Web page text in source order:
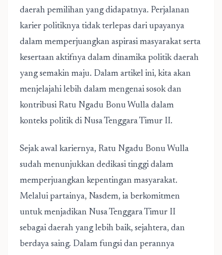
daerah pemilihan yang didapatnya. Perjalanan
karier politiknya tidak terlepas dari upayanya
dalam memperjuangkan aspirasi masyarakat serta
kesertaan aktifnya dalam dinamika politik daerah
yang semakin maju. Dalam artikel ini, kita akan
menjelajahi lebih dalam mengenai sosok dan
kontribusi Ratu Ngadu Bonu Wulla dalam
konteks politik di Nusa Tenggara Timur II.
Sejak awal kariernya, Ratu Ngadu Bonu Wulla
sudah menunjukkan dedikasi tinggi dalam
memperjuangkan kepentingan masyarakat.
Melalui partainya, Nasdem, ia berkomitmen
untuk menjadikan Nusa Tenggara Timur II
sebagai daerah yang lebih baik, sejahtera, dan
berdaya saing. Dalam fungsi dan perannya